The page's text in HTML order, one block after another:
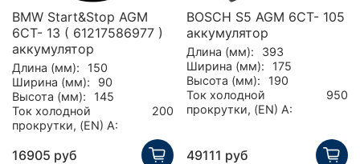
BMW Start&Stop AGM
6СТ- 13 ( 61217586977 )
аккумулятор
Длина (мм):
150
Ширина (мм):
90
Высота (мм):
145
Ток холодной
прокрутки, (EN) А:
200
16905 руб
BOSCH S5 AGM 6CT- 105
аккумулятор
Длина (мм):
393
Ширина (мм):
175
Высота (мм):
190
Ток холодной
прокрутки, (EN) А:
950
49111 руб